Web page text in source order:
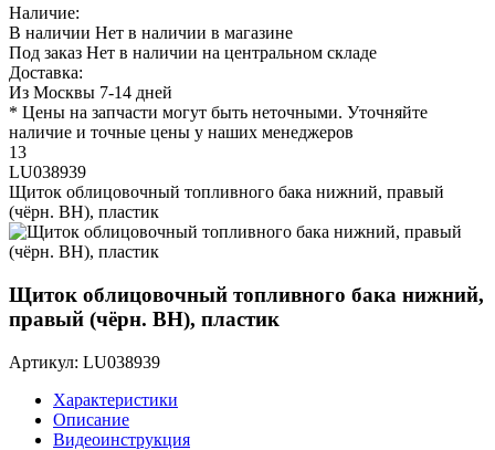
Наличие:
В наличии Нет в наличии в магазине
Под заказ Нет в наличии на центральном складе
Доставка:
Из Москвы 7-14 дней
* Цены на запчасти могут быть неточными. Уточняйте
наличие и точные цены у наших менеджеров
13
LU038939
Щиток облицовочный топливного бака нижний, правый
(чёрн. BH), пластик
Щиток облицовочный топливного бака нижний,
правый (чёрн. BH), пластик
Артикул: LU038939
Характеристики
Описание
Видеоинструкция